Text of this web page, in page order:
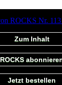
Zum Inhalt
ROCKS
Jetzt bestellen